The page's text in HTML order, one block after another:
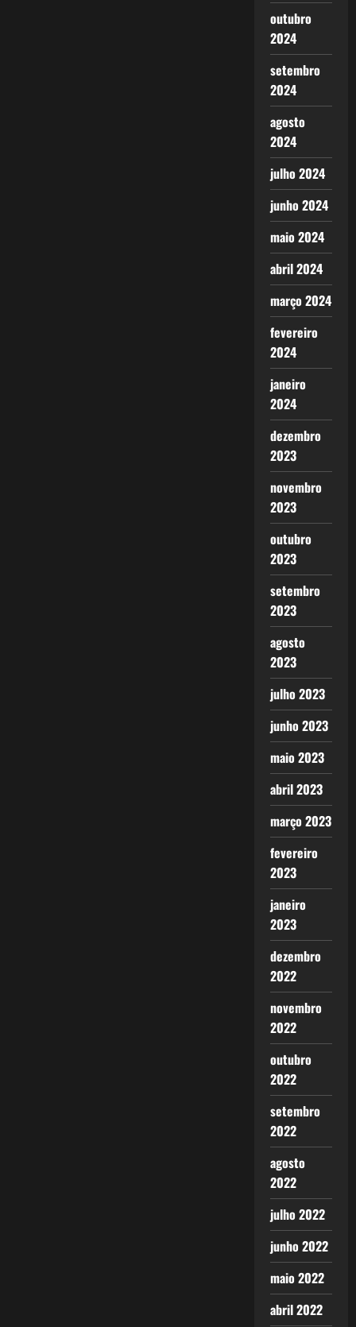
outubro
2024
setembro
2024
agosto
2024
julho 2024
junho 2024
maio 2024
abril 2024
março 2024
fevereiro
2024
janeiro
2024
dezembro
2023
novembro
2023
outubro
2023
setembro
2023
agosto
2023
julho 2023
junho 2023
maio 2023
abril 2023
março 2023
fevereiro
2023
janeiro
2023
dezembro
2022
novembro
2022
outubro
2022
setembro
2022
agosto
2022
julho 2022
junho 2022
maio 2022
abril 2022